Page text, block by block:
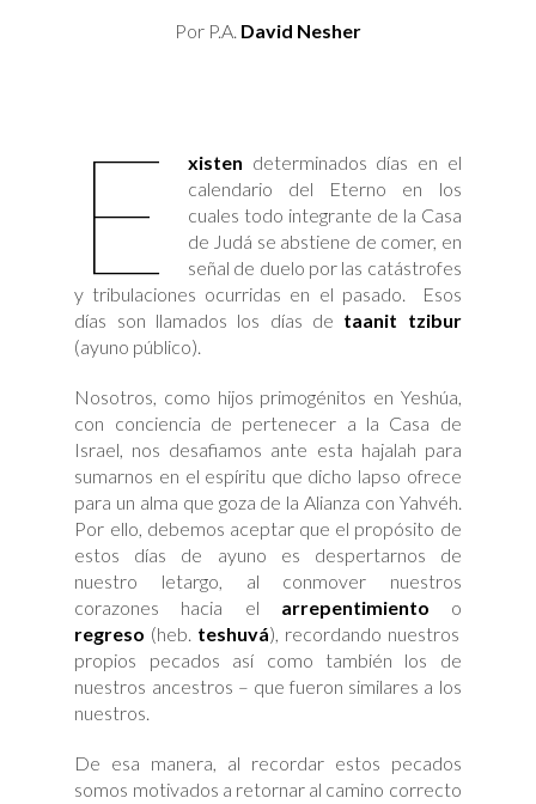
Por P.A. David Nesher
E xisten determinados días en el
calendario del Eterno en los
cuales todo integrante de la Casa
de Judá se abstiene de comer, en
señal de duelo por las catástrofes
y tribulaciones ocurridas en el pasado. Esos
días son llamados los días de taanit tzibur
(ayuno público).
Nosotros, como hijos primogénitos en Yeshúa,
con conciencia de pertenecer a la Casa de
Israel, nos desafiamos ante esta hajalah para
sumarnos en el espíritu que dicho lapso ofrece
para un alma que goza de la Alianza con Yahvéh.
Por ello, debemos aceptar que el propósito de
estos días de ayuno es despertarnos de
nuestro letargo, al conmover nuestros
corazones hacia el arrepentimiento o
regreso (heb. teshuvá), recordando nuestros
propios pecados así como también los de
nuestros ancestros – que fueron similares a los
nuestros.
De esa manera, al recordar estos pecados
somos motivados a retornar al camino correcto